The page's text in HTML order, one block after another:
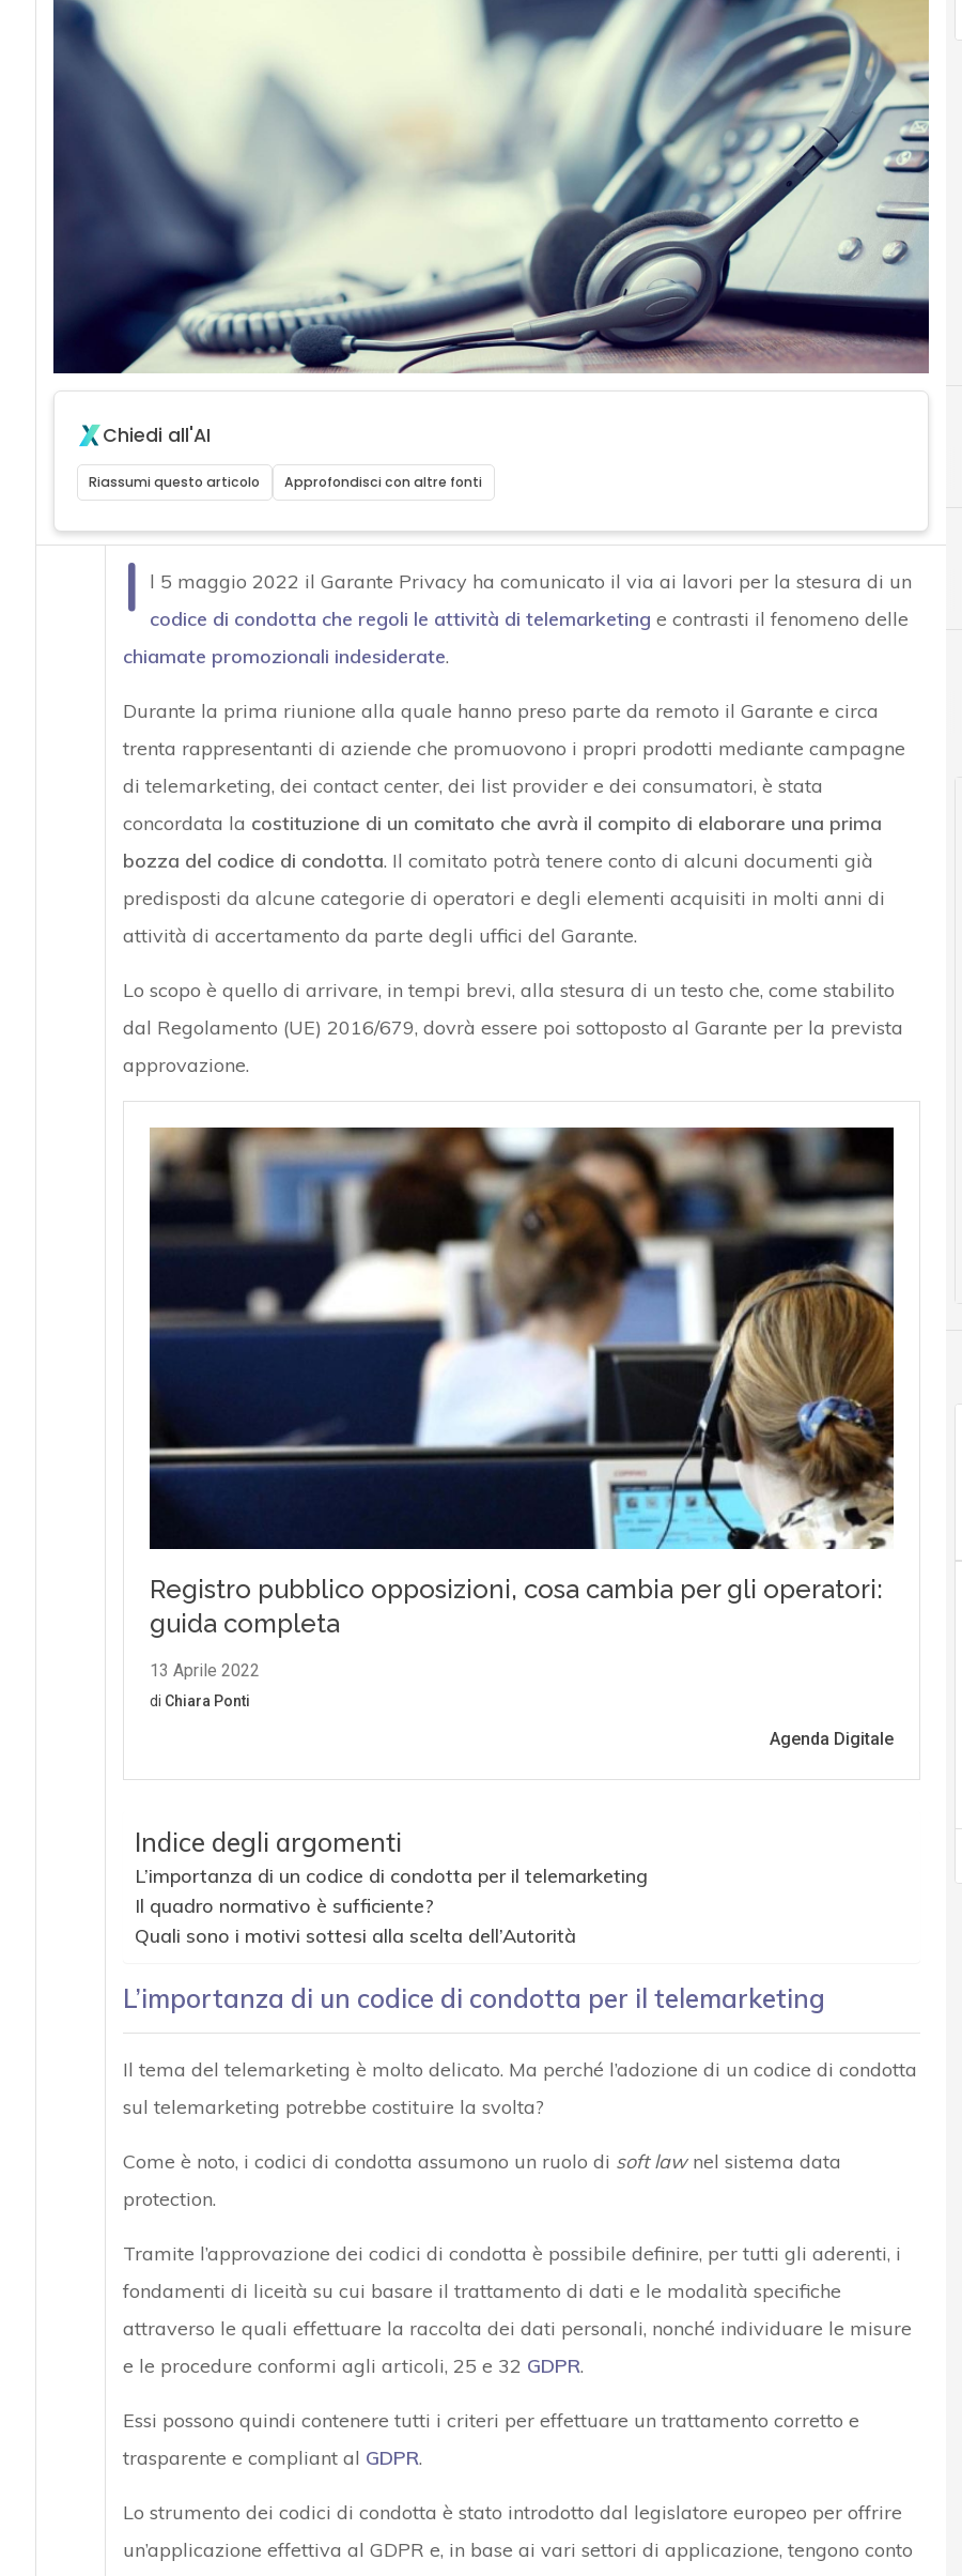
Chiedi all'AI
Riassumi questo articolo Approfondisci con altre fonti
I
l 5 maggio 2022 il Garante Privacy ha comunicato il via ai lavori per la stesura di un
codice di condotta che regoli le attività di telemarketing e contrasti il fenomeno delle
chiamate promozionali indesiderate.
Durante la prima riunione alla quale hanno preso parte da remoto il Garante e circa
trenta rappresentanti di aziende che promuovono i propri prodotti mediante campagne
di telemarketing, dei contact center, dei list provider e dei consumatori, è stata
concordata la costituzione di un comitato che avrà il compito di elaborare una prima
bozza del codice di condotta. Il comitato potrà tenere conto di alcuni documenti già
predisposti da alcune categorie di operatori e degli elementi acquisiti in molti anni di
attività di accertamento da parte degli uffici del Garante.
Lo scopo è quello di arrivare, in tempi brevi, alla stesura di un testo che, come stabilito
dal Regolamento (UE) 2016/679, dovrà essere poi sottoposto al Garante per la prevista
approvazione.
Indice degli argomenti
L’importanza di un codice di condotta per il telemarketing
Il quadro normativo è sufficiente?
Quali sono i motivi sottesi alla scelta dell’Autorità
L’importanza di un codice di condotta per il telemarketing
Il tema del telemarketing è molto delicato. Ma perché l’adozione di un codice di condotta
sul telemarketing potrebbe costituire la svolta?
Come è noto, i codici di condotta assumono un ruolo di soft lawnel sistema data
protection.
Tramite l’approvazione dei codici di condotta è possibile definire, per tutti gli aderenti, i
fondamenti di liceità su cui basare il trattamento di dati e le modalità specifiche
attraverso le quali effettuare la raccolta dei dati personali, nonché individuare le misure
e le procedure conformi agli articoli, 25 e 32 GDPR.
Essi possono quindi contenere tutti i criteri per effettuare un trattamento corretto e
trasparente e compliant al GDPR.
Lo strumento dei codici di condotta è stato introdotto dal legislatore europeo per offrire
un’applicazione effettiva al GDPR e, in base ai vari settori di applicazione, tengono conto
A
Accountability
Norme e adeguamenti